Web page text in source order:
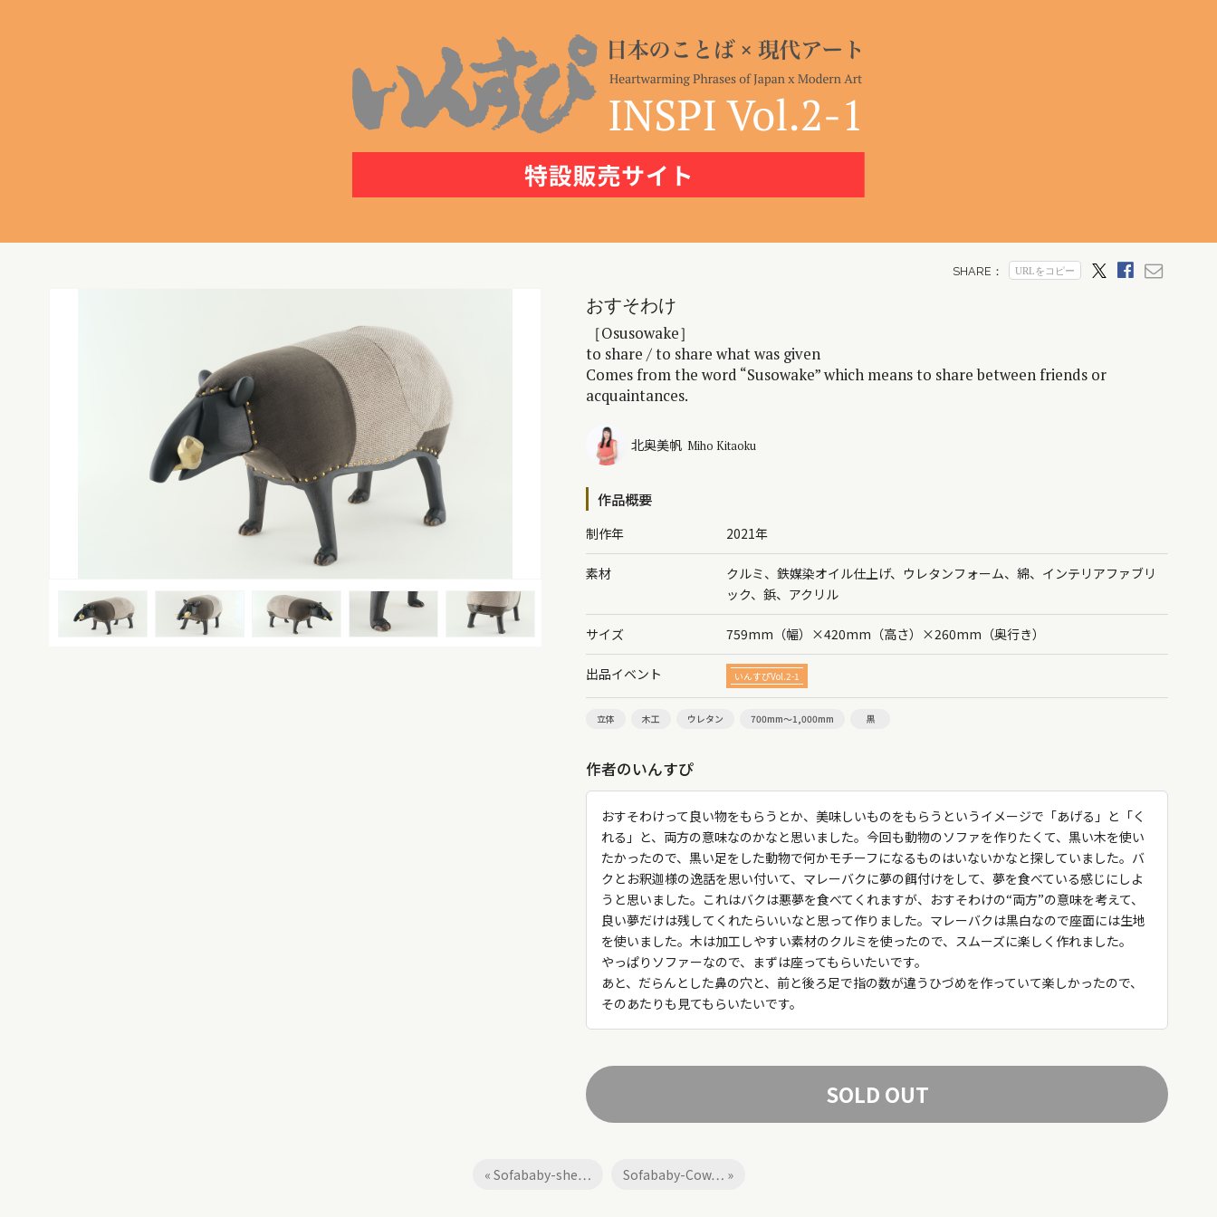
おすそわけ
［Osusowake］
to share / to share what was given
Comes from the word “Susowake” which means to share between friends or
acquaintances.
北奥美帆 Miho Kitaoku
作品概要
制作年 2021年
素材
クルミ、鉄媒染オイル仕上げ、ウレタンフォーム、綿、インテリアファブリ
ック、鋲、アクリル
サイズ 759mm（幅）×420mm（高さ）×260mm（奥行き）
出品イベント いんすぴVol.2-1
立体 木工 ウレタン 700mm～1,000mm 黒
作者のいんすぴ
おすそわけって良い物をもらうとか、美味しいものをもらうというイメージで「あげる」と「く
れる」と、両方の意味なのかなと思いました。今回も動物のソファを作りたくて、黒い木を使い
たかったので、黒い足をした動物で何かモチーフになるものはいないかなと探していました。バ
クとお釈迦様の逸話を思い付いて、マレーバクに夢の餌付けをして、夢を食べている感じにしよ
うと思いました。これはバクは悪夢を食べてくれますが、おすそわけの“両方”の意味を考えて、
良い夢だけは残してくれたらいいなと思って作りました。マレーバクは黒白なので座面には生地
を使いました。木は加工しやすい素材のクルミを使ったので、スムーズに楽しく作れました。
やっぱりソファーなので、まずは座ってもらいたいです。
あと、だらんとした鼻の穴と、前と後ろ足で指の数が違うひづめを作っていて楽しかったので、
そのあたりも見てもらいたいです。
SOLD OUT
« Sofababy-she… Sofababy-Cow… »